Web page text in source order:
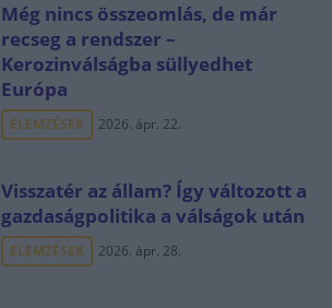
Még nincs összeomlás, de már
recseg a rendszer –
Kerozinválságba süllyedhet
Európa
ELEMZÉSEK 2026. ápr. 22.
Visszatér az állam? Így változott a
gazdaságpolitika a válságok után
ELEMZÉSEK 2026. ápr. 28.